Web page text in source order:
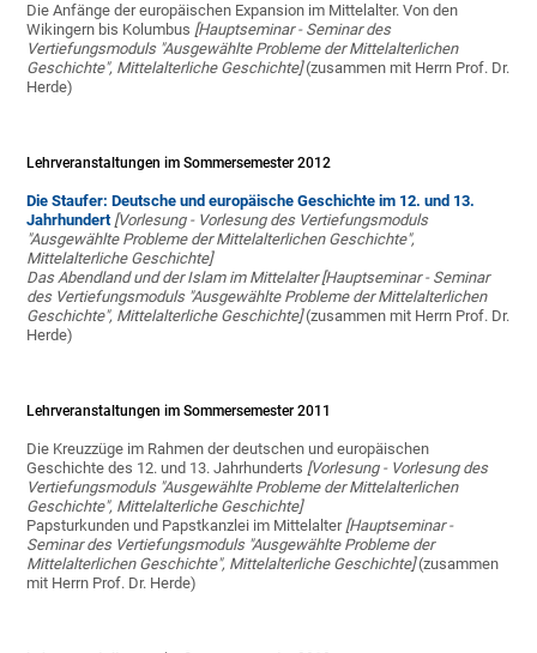
Die Anfänge der europäischen Expansion im Mittelalter. Von den
Wikingern bis Kolumbus [Hauptseminar - Seminar des
Vertiefungsmoduls "Ausgewählte Probleme der Mittelalterlichen
Geschichte", Mittelalterliche Geschichte](zusammen mit Herrn Prof. Dr.
Herde)
Lehrveranstaltungen im Sommersemester 2012
Die Staufer: Deutsche und europäische Geschichte im 12. und 13.
Jahrhundert [Vorlesung - Vorlesung des Vertiefungsmoduls
"Ausgewählte Probleme der Mittelalterlichen Geschichte",
Mittelalterliche Geschichte]
Das Abendland und der Islam im Mittelalter [Hauptseminar - Seminar
des Vertiefungsmoduls "Ausgewählte Probleme der Mittelalterlichen
Geschichte", Mittelalterliche Geschichte](zusammen mit Herrn Prof. Dr.
Herde)
Lehrveranstaltungen im Sommersemester 2011
Die Kreuzzüge im Rahmen der deutschen und europäischen
Geschichte des 12. und 13. Jahrhunderts [Vorlesung - Vorlesung des
Vertiefungsmoduls "Ausgewählte Probleme der Mittelalterlichen
Geschichte", Mittelalterliche Geschichte]
Papsturkunden und Papstkanzlei im Mittelalter [Hauptseminar -
Seminar des Vertiefungsmoduls "Ausgewählte Probleme der
Mittelalterlichen Geschichte", Mittelalterliche Geschichte](zusammen
mit Herrn Prof. Dr. Herde)